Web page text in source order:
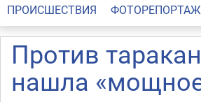
ПРОИСШЕСТВИЯ
Против
нашла